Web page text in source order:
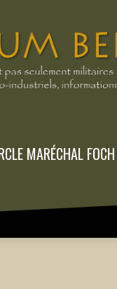
MARÉCHAL FOCH